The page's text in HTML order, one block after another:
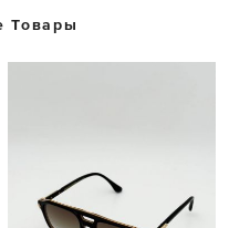
Товары